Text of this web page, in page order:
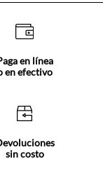
en línea
en efectivo
sin costo